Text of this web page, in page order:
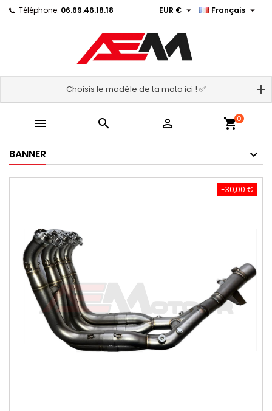
Téléphone: 06.69.46.18.18 Français 
EUR € 
Choisis le modèle de ta moto ici ! ✅
   shopping_cart0
BANNER
-30,00 €